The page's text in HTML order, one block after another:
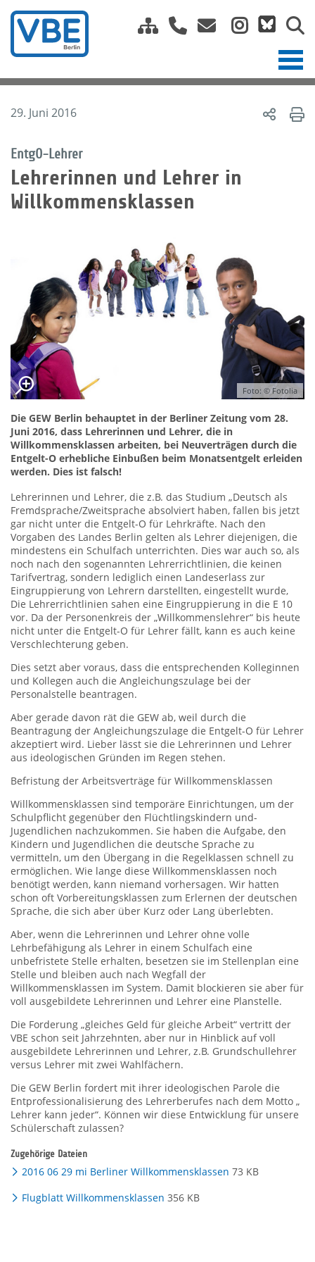
29. Juni 2016
EntgO-Lehrer
Lehrerinnen und Lehrer in
Willkommensklassen
Foto: © Fotolia
Die GEW Berlin behauptet in der Berliner Zeitung vom 28.
Juni 2016, dass Lehrerinnen und Lehrer, die in
Willkommensklassen arbeiten, bei Neuverträgen durch die
Entgelt-O erhebliche Einbußen beim Monatsentgelt erleiden
werden. Dies ist falsch!
Lehrerinnen und Lehrer, die z.B. das Studium „Deutsch als
Fremdsprache/Zweitsprache absolviert haben, fallen bis jetzt
gar nicht unter die Entgelt-O für Lehrkräfte. Nach den
Vorgaben des Landes Berlin gelten als Lehrer diejenigen, die
mindestens ein Schulfach unterrichten. Dies war auch so, als
noch nach den sogenannten Lehrerrichtlinien, die keinen
Tarifvertrag, sondern lediglich einen Landeserlass zur
Eingruppierung von Lehrern darstellten, eingestellt wurde,
Die Lehrerrichtlinien sahen eine Eingruppierung in die E 10
vor. Da der Personenkreis der „Willkommenslehrer“ bis heute
nicht unter die Entgelt-O für Lehrer fällt, kann es auch keine
Verschlechterung geben.
Dies setzt aber voraus, dass die entsprechenden Kolleginnen
und Kollegen auch die Angleichungszulage bei der
Personalstelle beantragen.
Aber gerade davon rät die GEW ab, weil durch die
Beantragung der Angleichungszulage die Entgelt-O für Lehrer
akzeptiert wird. Lieber lässt sie die Lehrerinnen und Lehrer
aus ideologischen Gründen im Regen stehen.
Befristung der Arbeitsverträge für Willkommensklassen
Willkommensklassen sind temporäre Einrichtungen, um der
Schulpflicht gegenüber den Flüchtlingskindern und-
Jugendlichen nachzukommen. Sie haben die Aufgabe, den
Kindern und Jugendlichen die deutsche Sprache zu
vermitteln, um den Übergang in die Regelklassen schnell zu
ermöglichen. Wie lange diese Willkommensklassen noch
benötigt werden, kann niemand vorhersagen. Wir hatten
schon oft Vorbereitungsklassen zum Erlernen der deutschen
Sprache, die sich aber über Kurz oder Lang überlebten.
Aber, wenn die Lehrerinnen und Lehrer ohne volle
Lehrbefähigung als Lehrer in einem Schulfach eine
unbefristete Stelle erhalten, besetzen sie im Stellenplan eine
Stelle und bleiben auch nach Wegfall der
Willkommensklassen im System. Damit blockieren sie aber für
voll ausgebildete Lehrerinnen und Lehrer eine Planstelle.
Die Forderung „gleiches Geld für gleiche Arbeit“ vertritt der
VBE schon seit Jahrzehnten, aber nur in Hinblick auf voll
ausgebildete Lehrerinnen und Lehrer, z.B. Grundschullehrer
versus Lehrer mit zwei Wahlfächern.
Die GEW Berlin fordert mit ihrer ideologischen Parole die
Entprofessionalisierung des Lehrerberufes nach dem Motto „
Lehrer kann jeder“. Können wir diese Entwicklung für unsere
Schülerschaft zulassen?
Zugehörige Dateien
2016 06 29 mi Berliner Willkommensklassen 73 KB
Flugblatt Willkommensklassen 356 KB